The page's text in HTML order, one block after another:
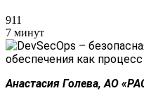
911
7 минут
Анастасия Голева, АО